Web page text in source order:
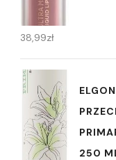
38,99zł
250